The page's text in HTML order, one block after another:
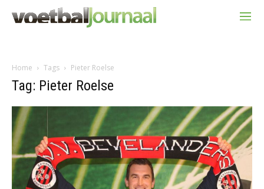
Home Tags Pieter Roelse
Tag: Pieter Roelse